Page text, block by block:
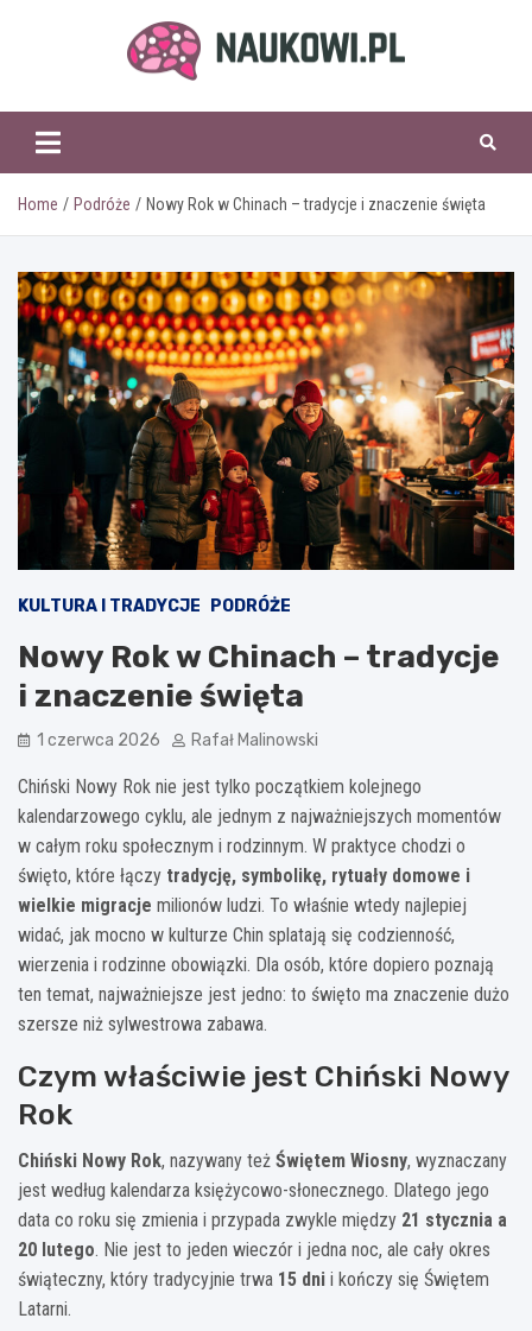
naukowi.pl
Home Podróże Nowy Rok w Chinach – tradycje i znaczenie święta
KULTURA I TRADYCJE PODRÓŻE
Nowy Rok w Chinach – tradycje
i znaczenie święta
1 czerwca 2026 Rafał Malinowski
Chiński Nowy Rok nie jest tylko początkiem kolejnego
kalendarzowego cyklu, ale jednym z najważniejszych momentów
w całym roku społecznym i rodzinnym. W praktyce chodzi o
święto, które łączy tradycję, symbolikę, rytuały domowe i
wielkie migracje milionów ludzi. To właśnie wtedy najlepiej
widać, jak mocno w kulturze Chin splatają się codzienność,
wierzenia i rodzinne obowiązki. Dla osób, które dopiero poznają
ten temat, najważniejsze jest jedno: to święto ma znaczenie dużo
szersze niż sylwestrowa zabawa.
Czym właściwie jest Chiński Nowy
Rok
Chiński Nowy Rok, nazywany też Świętem Wiosny, wyznaczany
jest według kalendarza księżycowo-słonecznego. Dlatego jego
data co roku się zmienia i przypada zwykle między 21 stycznia a
20 lutego. Nie jest to jeden wieczór i jedna noc, ale cały okres
świąteczny, który tradycyjnie trwa 15 dni i kończy się Świętem
Latarni.